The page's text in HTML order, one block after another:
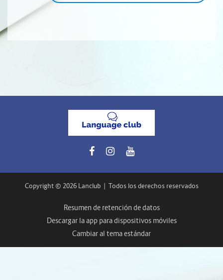
Copyright © 2026 Lanclub | Todos los derechos reservados
Resumen de retención de datos
Descargar la app para dispositivos móviles
Cambiar al tema estándar